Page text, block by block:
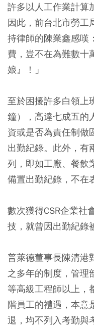
許多以人工作業計算
因此，前台北市勞工
持律師的陳業鑫感嘆
費，豈不在為難數十
娘』！」
至於困擾許多白領上
鐘），高達七成五的
資或是否為責任制做
出勤紀錄。此外，有
列，即如工廠、餐飲
備置出勤紀錄，不在
數次獲得CSR企業社
技，就曾因出勤紀錄
普萊德董事長陳清港
之多年的制度，管理
等高級工程師以上，
階員工的禮遇，本意
退，均不列入考勤與